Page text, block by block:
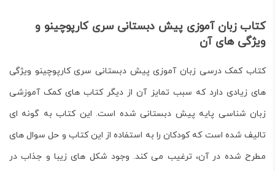
کتاب زبان آموزی پیش دبستانی سری کارپوچینو و
ویژگی های آن
کتاب کمک درسی زبان آموزی پیش دبستانی سری کارپوچینو ویژگی
های زیادی دارد که سبب تمایز آن از دیگر کتاب های کمک آموزشی
زبان شناسی پایه پیش دبستانی شده است. این کتاب به گونه ای
تالیف شده است که کودکان را به استفاده از این کتاب و حل سوال های
مطرح شده در آن، ترغیب می کند. وجود شکل های زیبا و جذاب در